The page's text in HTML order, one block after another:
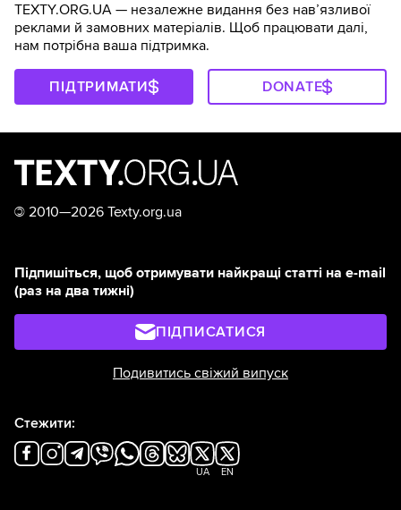
TEXTY.ORG.UA — незалежне видання без навʼязливої
реклами й замовних матеріалів. Щоб працювати далі,
нам потрібна ваша підтримка.
ПІДТРИМАТИ DONATE
© 2010—2026 Texty.org.ua
Підпишіться, щоб отримувати найкращі статті на e-mail
(раз на два тижні)
ПІДПИСАТИСЯ
Подивитись свіжий випуск
Стежити:
UA EN